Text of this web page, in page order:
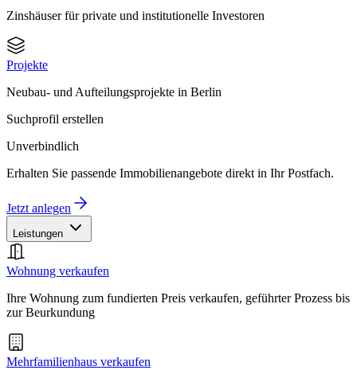
Zinshäuser für private und institutionelle Investoren
Projekte
Neubau- und Aufteilungsprojekte in Berlin
Suchprofil erstellen
Unverbindlich
Erhalten Sie passende Immobilienangebote direkt in Ihr Postfach.
Jetzt anlegen
Leistungen
Wohnung verkaufen
Ihre Wohnung zum fundierten Preis verkaufen, geführter Prozess bis
zur Beurkundung
Mehrfamilienhaus verkaufen